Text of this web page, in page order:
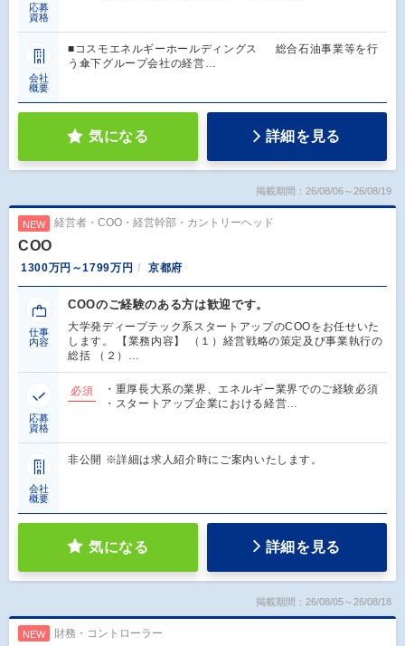
応募
資格
会社
概要
■コスモエネルギーホールディングス 総合石油事業等を行
う傘下グループ会社の経営…
気になる 詳細を見る
掲載期間：26/08/06～26/08/19
NEW 経営者・COO・経営幹部・カントリーヘッド
COO
1300万円～1799万円 京都府
仕事
内容
COOのご経験のある方は歓迎です。
大学発ディープテック系スタートアップのCOOをお任せいた
します。 【業務内容】 （１）経営戦略の策定及び事業執行の
総括 （２）…
応募
資格
必須
・重厚長大系の業界、エネルギー業界でのご経験必須
・スタートアップ企業における経営…
会社
概要
非公開 ※詳細は求人紹介時にご案内いたします。
気になる 詳細を見る
掲載期間：26/08/05～26/08/18
NEW 財務・コントローラー